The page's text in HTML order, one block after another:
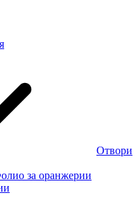
Отвори
за оранжерии